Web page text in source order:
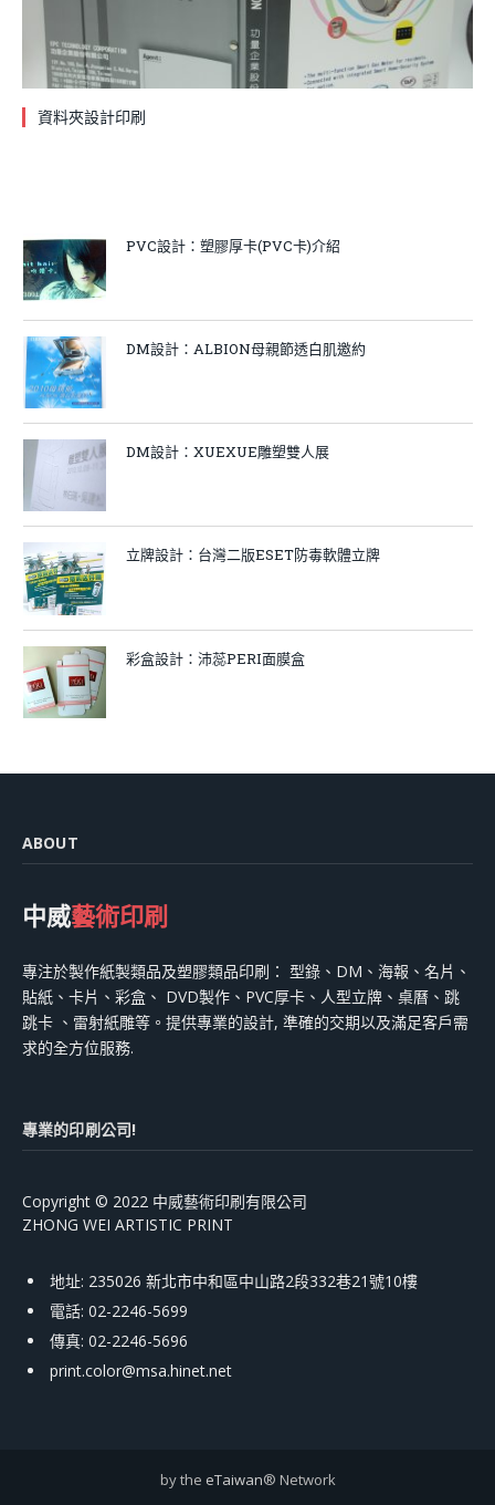
資料夾設計印刷
PVC設計：塑膠厚卡(PVC卡)介紹
DM設計：ALBION母親節透白肌邀約
DM設計：XUEXUE雕塑雙人展
立牌設計：台灣二版ESET防毒軟體立牌
彩盒設計：沛蕊PERI面膜盒
ABOUT
中威藝術印刷
專注於製作紙製類品及塑膠類品印刷： 型錄、DM、海報、名片、
貼紙、卡片、彩盒、 DVD製作、PVC厚卡、人型立牌、桌曆、跳
跳卡 、雷射紙雕等。提供專業的設計, 準確的交期以及滿足客戶需
求的全方位服務.
專業的印刷公司!
Copyright © 2022 中威藝術印刷有限公司
ZHONG WEI ARTISTIC PRINT
地址: 235026 新北市中和區中山路2段332巷21號10樓
電話: 02-2246-5699
傳真: 02-2246-5696
print.color@msa.hinet.net
by the eTaiwan® Network